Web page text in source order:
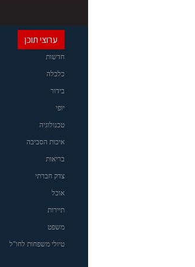
ערוצי תוכן
חדשות
כלכלה
בידור
יופי
טכנולוגיה
איכות הסביבה
בריאות
צדק חברתי
אוכל
תיירות
משפט
טיולי משפחות לחו"ל